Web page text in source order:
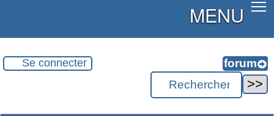
MENU
Se connecter